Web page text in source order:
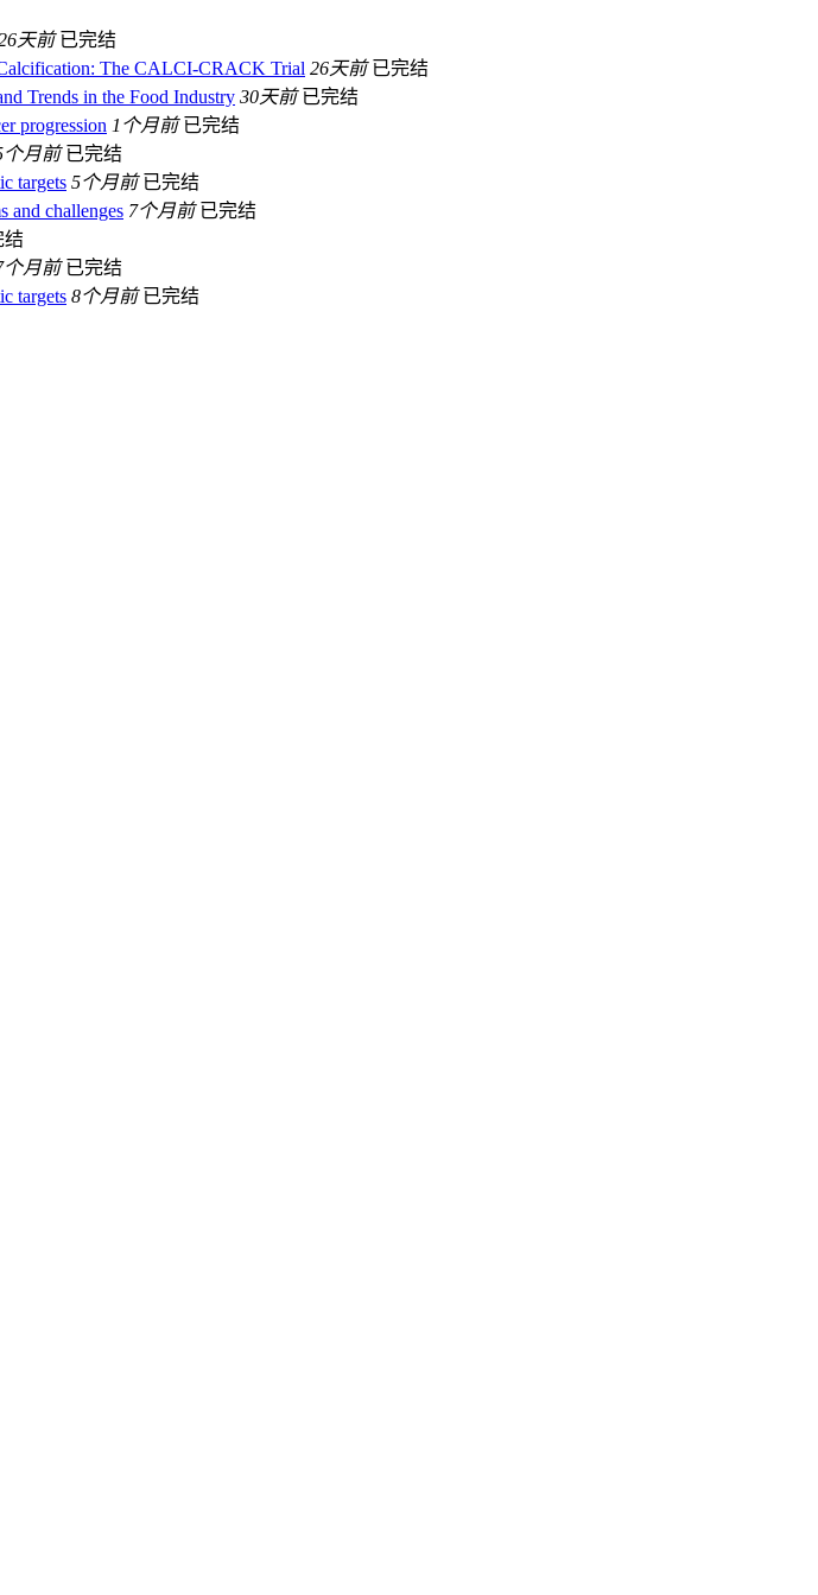
天前 已完结
The CALCI-CRACK Trial 26天前 已完结
Trends in the Food Industry 30天前 已完结
progression 1个月前 已完结
个月前 已完结
targets 5个月前 已完结
and challenges 7个月前 已完结
结
个月前 已完结
targets 8个月前 已完结